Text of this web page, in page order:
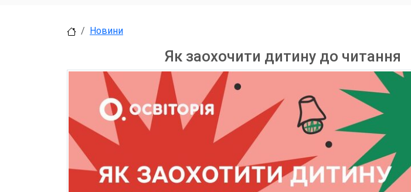
Новини
Як заохочити дитину до читання